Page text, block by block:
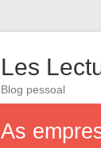
Les
Blog pessoal
As